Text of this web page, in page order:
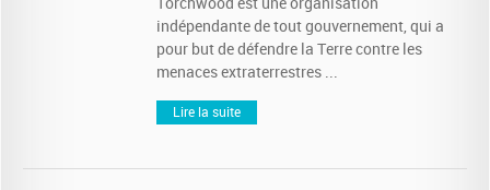
Torchwood est une organisation
indépendante de tout gouvernement, qui a
pour but de défendre la Terre contre les
menaces extraterrestres ...
Lire la suite